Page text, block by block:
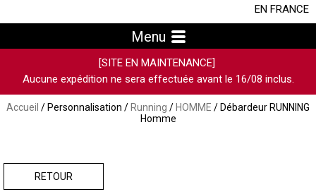
EN FRANCE
Menu
[SITE EN MAINTENANCE]
Aucune expédition ne sera effectuée avant le 16/08 inclus.
Accueil / Personnalisation / Running / HOMME / Débardeur RUNNING
Homme
RETOUR